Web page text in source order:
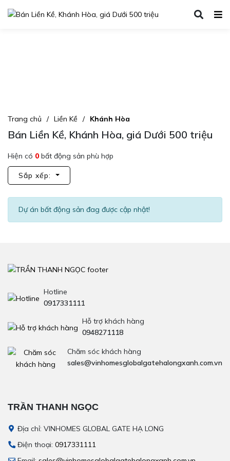
Trang chủ Liền Kề Khánh Hòa
Bán Liền Kề, Khánh Hòa, giá Dưới 500 triệu
Hiện có 0bất động sản phù hợp
Sắp xếp:
Dự án bất động sản đag được cập nhật!
Hotline
0917331111
Hỗ trợ khách hàng
0948271118
Chăm sóc khách hàng
sales@vinhomesglobalgatehalongxanh.com.vn
TRẦN THANH NGỌC
Địa chỉ: VINHOMES GLOBAL GATE HẠ LONG
Điện thoại: 0917331111